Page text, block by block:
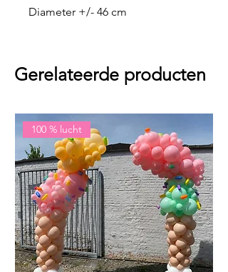
Diameter +/- 46 cm
Gerelateerde producten
100 % lucht